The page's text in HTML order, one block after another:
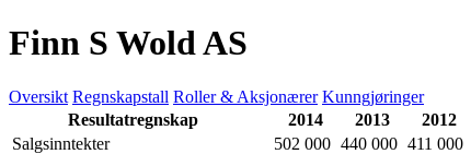
Finn S Wold AS
Oversikt Regnskapstall Roller & Aksjonærer Kunngjøringer
Resultatregnskap
2014 2013 2012
Salgsinntekter
502 000 440 000 411 000